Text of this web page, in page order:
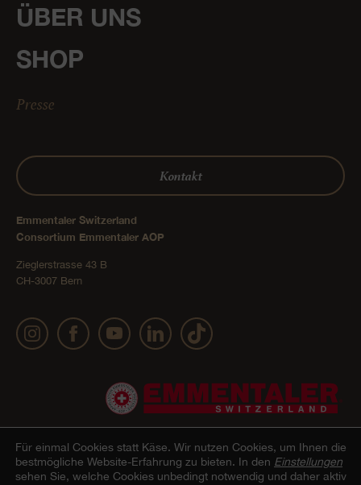
ÜBER UNS
SHOP
Presse
Kontakt
Emmentaler Switzerland
Consortium Emmentaler AOP
Zieglerstrasse 43 B
CH-3007 Bern
Für einmal Cookies statt Käse. Wir nutzen Cookies, um Ihnen die
bestmögliche Website-Erfahrung zu bieten. In den Einstellungen
sehen Sie, welche Cookies unbedingt notwendig und daher aktiv